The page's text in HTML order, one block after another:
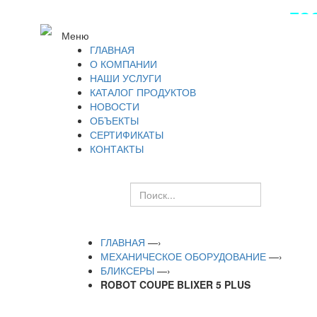
Меню
ГЛАВНАЯ
О КОМПАНИИ
НАШИ УСЛУГИ
КАТАЛОГ ПРОДУКТОВ
НОВОСТИ
ОБЪЕКТЫ
СЕРТИФИКАТЫ
КОНТАКТЫ
ГЛАВНАЯ —›
МЕХАНИЧЕСКОЕ ОБОРУДОВАНИЕ —›
БЛИКСЕРЫ —›
ROBOT COUPE BLIXER 5 PLUS